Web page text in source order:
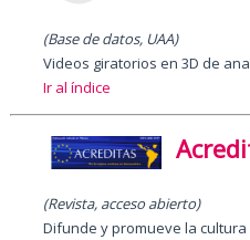
(Base de datos, UAA)
Videos giratorios en 3D de
Ir al índice
(Revista, acceso abierto)
Difunde y promueve la